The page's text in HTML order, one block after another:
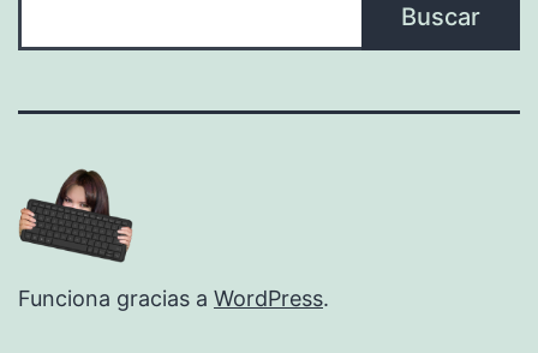
Buscar
Funciona gracias a WordPress.